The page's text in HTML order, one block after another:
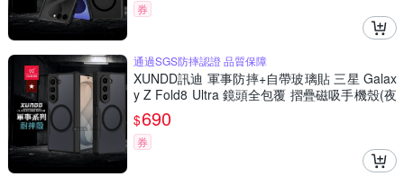
券
通過SGS防摔認證 品質保障
XUNDD訊迪 軍事防摔+自帶玻璃貼 三星 Galax
y Z Fold8 Ultra 鏡頭全包覆 摺疊磁吸手機殼(夜
幕黑)
$690
券